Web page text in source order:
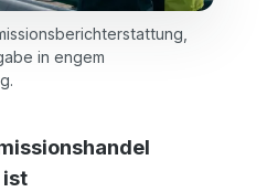
in engem